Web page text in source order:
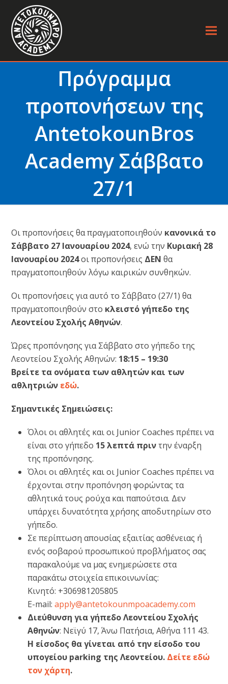
Πρόγραμμα
προπονήσεων της
AntetokounBros
Academy Σάββατο
27/1
Οι προπονήσεις θα πραγματοποιηθούν κανονικά το
Σάββατο 27 Ιανουαρίου 2024, ενώ την Κυριακή 28
Ιανουαρίου 2024οι προπονήσεις ΔΕΝ θα
πραγματοποιηθούν λόγω καιρικών συνθηκών.
Οι προπονήσεις για αυτό το Σάββατο (27/1) θα
πραγματοποιηθούν στο κλειστό γήπεδο της
Λεοντείου Σχολής Αθηνών.
Ώρες προπόνησης για Σάββατο στο γήπεδο της
Λεοντείου Σχολής Αθηνών: 18:15 – 19:30
Βρείτε τα ονόματα των αθλητών και των
αθλητριών εδώ.
Σημαντικές Σημειώσεις:
Όλοι οι αθλητές και οι Junior Coaches πρέπει να
είναι στο γήπεδο 15 λεπτά πριντην έναρξη
της προπόνησης.
Όλοι οι αθλητές και οι Junior Coaches πρέπει να
έρχονται στην προπόνηση φορώντας τα
αθλητικά τους ρούχα και παπούτσια. Δεν
υπάρχει δυνατότητα χρήσης αποδυτηρίων στο
γήπεδο.
Σε περίπτωση απουσίας εξαιτίας ασθένειας ή
ενός σοβαρού προσωπικού προβλήματος σας
παρακαλούμε να μας ενημερώσετε στα
παρακάτω στοιχεία επικοινωνίας:
Κινητό: +306981205805
E-mail:apply@antetokounmpoacademy.com
Διεύθυνση για γήπεδο Λεοντείου Σχολής
Αθηνών: Νεϊγύ 17, Άνω Πατήσια, Αθήνα 111 43.
Η είσοδος θα γίνεται από την είσοδο του
υπογείου parking της Λεοντείου. Δείτε εδώ
τον χάρτη.